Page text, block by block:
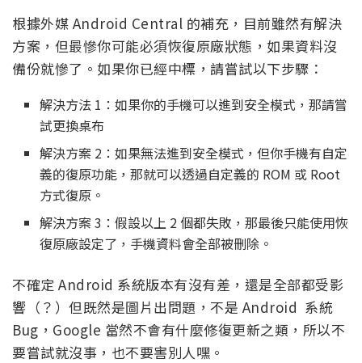
根據外媒 Android Central 的補充，目前雖然有解決
方案，但最慘你可能必須恢復原廠狀態，如果資料沒
備份就慘了。如果你已經中標，請嘗試以下步驟：
解決方法 1：如果你的手機可以進到安全模式，那請嘗
試更換桌布
解決方案 2：如果無法進到安全模式，但你手機有自定
義的復原功能，那就可以透過自定義的 ROM 或 Root
方式復原。
解決方案 3：假設以上 2 個都失敗，那最後只能使用恢
復原廠設定了，手機資料會全部被刪除。
不確定 Android 系統版本有沒有差，還是全部都受影
響（？）但既然是圖片出問題，不是 Android 系統
Bug，Google 當然不會有什麼修復更新之類，所以不
要嘗試就沒事，也不要害別人嘿。